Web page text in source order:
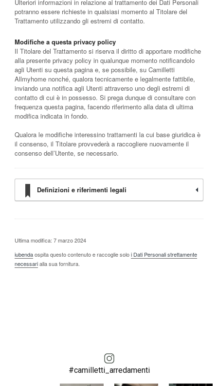
Ulteriori informazioni in relazione al trattamento dei Dati Personali
potranno essere richieste in qualsiasi momento al Titolare del
Trattamento utilizzando gli estremi di contatto.
Modifiche a questa privacy policy
Il Titolare del Trattamento si riserva il diritto di apportare modifiche
alla presente privacy policy in qualunque momento notificandolo
agli Utenti su questa pagina e, se possibile, su Camilletti
Allmyhome nonché, qualora tecnicamente e legalmente fattibile,
inviando una notifica agli Utenti attraverso uno degli estremi di
contatto di cui è in possesso. Si prega dunque di consultare con
frequenza questa pagina, facendo riferimento alla data di ultima
modifica indicata in fondo.
Qualora le modifiche interessino trattamenti la cui base giuridica è
il consenso, il Titolare provvederà a raccogliere nuovamente il
consenso dell’Utente, se necessario.
Definizioni e riferimenti legali
Ultima modifica: 7 marzo 2024
iubendaospita questo contenuto e raccoglie soloi Dati Personali strettamente
necessarialla sua fornitura.
#camilletti_arredamenti